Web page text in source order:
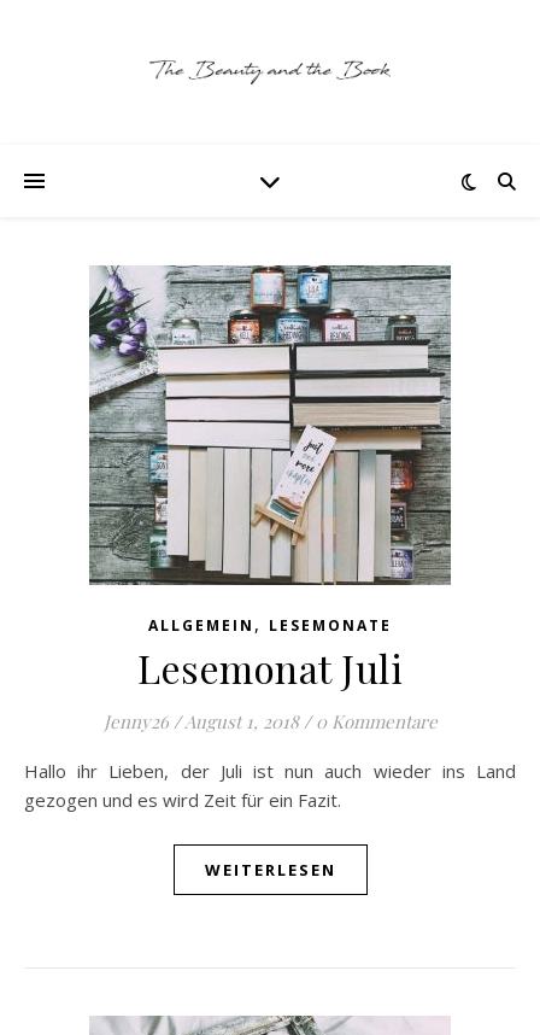
ALLGEMEIN , LESEMONATE
Lesemonat Juli
Jenny26 /August 1, 2018 / 0 Kommentare
Hallo ihr Lieben, der Juli ist nun auch wieder ins Land
gezogen und es wird Zeit für ein Fazit.
WEITERLESEN